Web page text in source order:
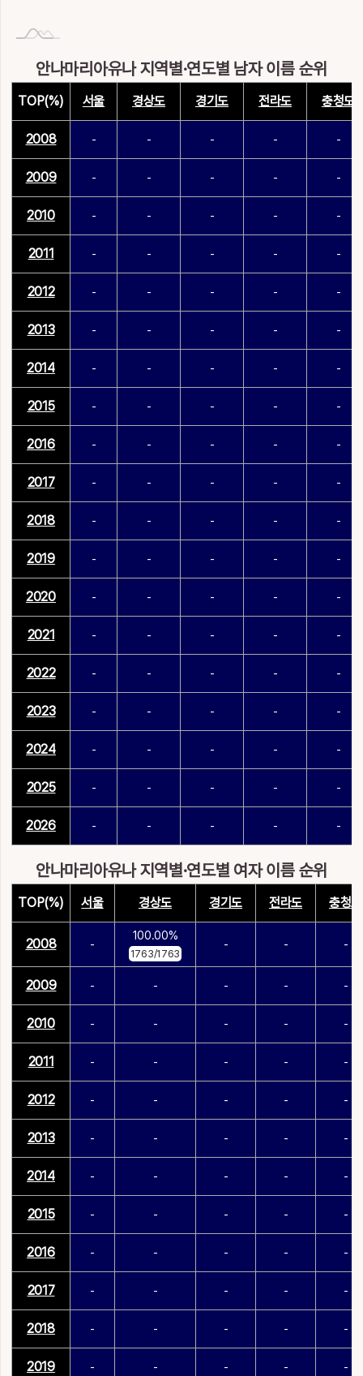
안나마리아유나 지역별·연도별 남자 이름 순위
TOP(%) 서울 경상도 경기도 전라도 충청도
2008 - - - - -
2009 - - - - -
2010 - - - - -
2011 - - - - -
2012 - - - - -
2013 - - - - -
2014 - - - - -
2015 - - - - -
2016 - - - - -
2017 - - - - -
2018 - - - - -
2019 - - - - -
2020 - - - - -
2021 - - - - -
2022 - - - - -
2023 - - - - -
2024 - - - - -
2025 - - - - -
2026 - - - - -
안나마리아유나 지역별·연도별 여자 이름 순위
TOP(%) 서울 경상도 경기도 전라도 충청도
2008 -
100.00%
1763/1763
- - -
2009 - - - - -
2010 - - - - -
2011 - - - - -
2012 - - - - -
2013 - - - - -
2014 - - - - -
2015 - - - - -
2016 - - - - -
2017 - - - - -
2018 - - - - -
2019 - - - - -